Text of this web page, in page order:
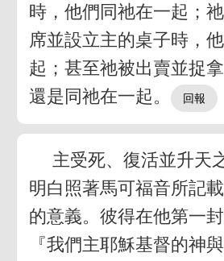
時，他們同祂在一起；
席並設立主的桌子時，
起；甚至祂被出賣並捉
還是同祂在一起。
主受死、復活並升天
明白照著馬可福音所記
的意義。彼得在他第一
『我們主耶穌基督的神